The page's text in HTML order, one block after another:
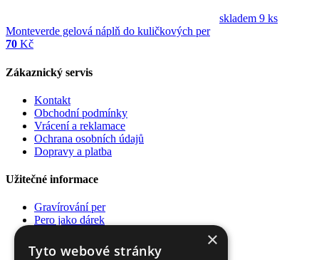
skladem 9 ks
Monteverde gelová náplň do kuličkových per
70 Kč
Zákaznický servis
Kontakt
Obchodní podmínky
Vrácení a reklamace
Ochrana osobních údajů
Dopravy a platba
Užitečné informace
Gravírování per
Pero jako dárek
Pro firmy
×
Tyto webové stránky